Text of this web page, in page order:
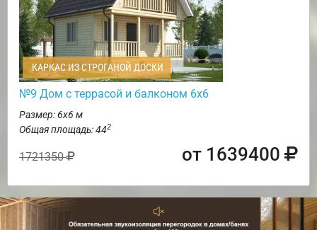
КАРКАС ИЗ СТРОГАНОЙ ДОСКИ
№9 Дом с террасой и балконом 6х6
Размер: 6х6 м
Общая площадь: 442
1721350 от 1639400